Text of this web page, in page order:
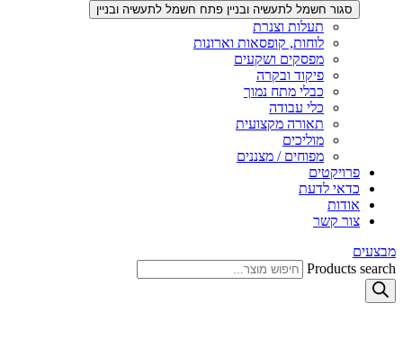
סגור חשמל לתעשיה ובניין פתח חשמל לתעשיה ובניין
תעלות וצנרת
לוחות, קופסאות וארונות
מפסקים ושקעים
פיקוד ובקרה
כבלי מתח נמוך
כלי עבודה
תאורה מקצועית
מוליכים
מפוחים / מצננים
פרויקטים
כדאי לדעת
אודות
צור קשר
מבצעים
Products search